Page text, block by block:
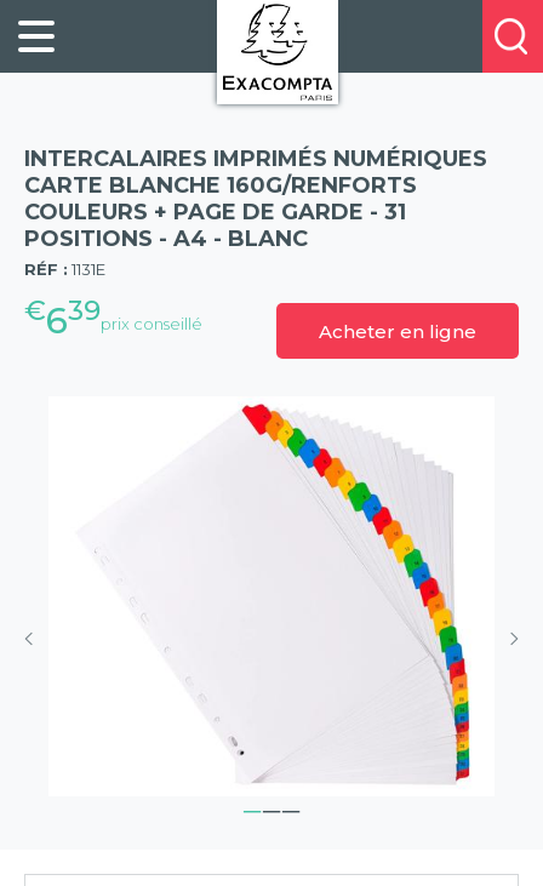
FILING
ORGANISATION
PRESENTATION
BUSINESS
BOOKS
&
PADS
À
PROPOS
NOS
E-
CATALOGUES
POINTS
DE
VENTE
Profitez
de
réduction
sur
la
nouvelle
gamme
exacompta
INTERCALAIRES IMPRIMÉS NUMÉRIQUES
CARTE BLANCHE 160G/RENFORTS
COULEURS + PAGE DE GARDE - 31
POSITIONS - A4 - BLANC
RÉF : 1131E
€639prix conseillé Acheter en ligne
(57)
Panneau de gestion des cookies